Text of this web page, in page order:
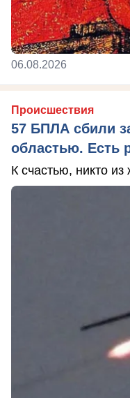
06.08.2026
Происшествия
57 БПЛА сбили
областью. Есть
К счастью, никто